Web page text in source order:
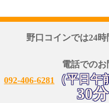
野口コインでは24時
電話での
092-406-6281
（平日午
30分